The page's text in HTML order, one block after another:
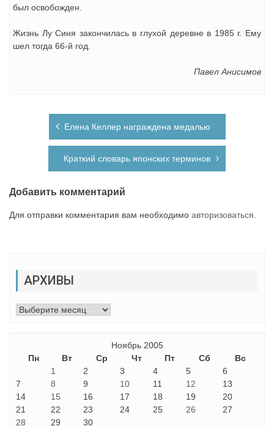
был освобожден.
Жизнь Лу Синя закончилась в глухой деревне в 1985 г. Ему
шел тогда 66-й год.
Павел Анисимов
Навигация
Елена Келлер награждена медалью
Краткий словарь японских терминов
Добавить комментарий
Для отправки комментария вам необходимо авторизоваться.
АРХИВЫ
Архивы
Ноябрь 2005
Пн
Вт Ср Чт Пт Сб
Вс
1
2 3 4 5
6
7
8 9 10 11 12
13
14
15 16 17 18 19
20
21
22 23 24 25 26
27
28
29 30